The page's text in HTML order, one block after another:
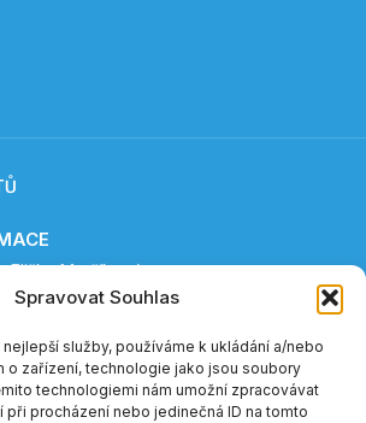
Spravovat Souhlas
služby, používáme k ukládání a/nebo
o zařízení, technologie jako jsou soubory
technologiemi nám umožní zpracovávat
při procházení nebo jedinečná ID na tomto
Eliška Maršíková
84, 277 41 Kly